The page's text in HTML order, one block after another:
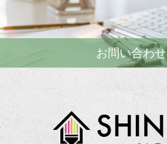
お問い合わせ